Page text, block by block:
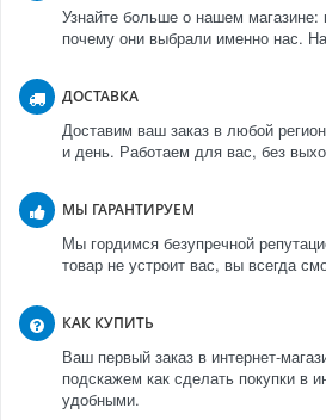
Узнайте больше о нашем
почему они выбрали именно нас.
ДОСТАВКА
Доставим ваш заказ в любой
и день. Работаем для вас, без
МЫ ГАРАНТИРУЕМ
Мы гордимся безупречной
товар не устроит вас, вы всегда
КАК КУПИТЬ
Ваш первый заказ в интернет-
подскажем как сделать покупки в
удобными.